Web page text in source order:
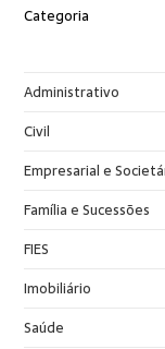
Categoria
Administrativo
Civil
Empresarial e
Família e Sucessões
FIES
Imobiliário
Saúde